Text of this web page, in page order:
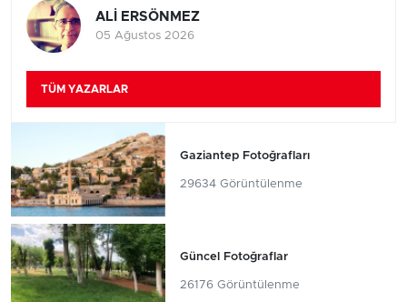
ALİ ERSÖNMEZ
05 Ağustos 2026
TÜM YAZARLAR
Gaziantep Fotoğrafları
29634 Görüntülenme
Güncel Fotoğraflar
26176 Görüntülenme